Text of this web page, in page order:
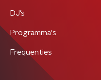
DJ’s
Programma's
Frequenties